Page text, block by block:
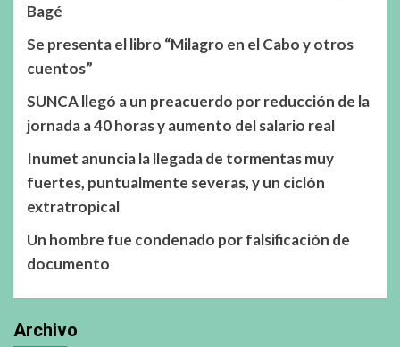
Bagé
Se presenta el libro “Milagro en el Cabo y otros
cuentos”
SUNCA llegó a un preacuerdo por reducción de la
jornada a 40 horas y aumento del salario real
Inumet anuncia la llegada de tormentas muy
fuertes, puntualmente severas, y un ciclón
extratropical
Un hombre fue condenado por falsificación de
documento
Archivo